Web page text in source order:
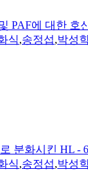
PAF에 대한
식,송정섭,박성
분화시킨 HL -
식,송정섭,박성